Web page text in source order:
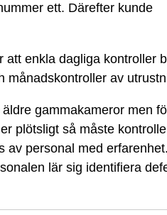
ett. Därefter kunde
att enkla dagliga kontroller
månadskontroller av
gammakameror men
plötsligt så måste
personal med
lär sig identifiera